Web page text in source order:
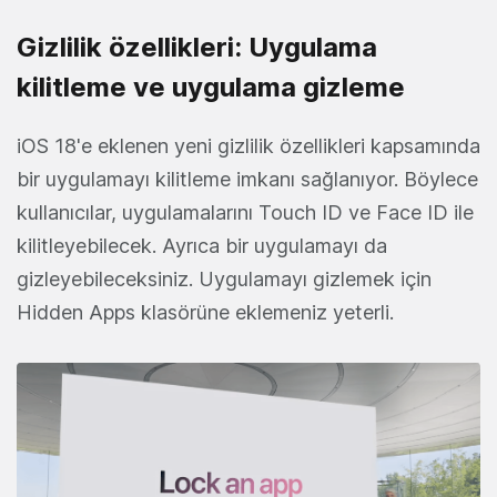
Gizlilik özellikleri: Uygulama
kilitleme ve uygulama gizleme
iOS 18'e eklenen yeni gizlilik özellikleri kapsamında
bir uygulamayı kilitleme imkanı sağlanıyor. Böylece
kullanıcılar, uygulamalarını Touch ID ve Face ID ile
kilitleyebilecek. Ayrıca bir uygulamayı da
gizleyebileceksiniz. Uygulamayı gizlemek için
Hidden Apps klasörüne eklemeniz yeterli.